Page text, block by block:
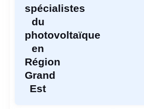
spécialistes
du
photovoltaïque
en
Région
Grand
Est